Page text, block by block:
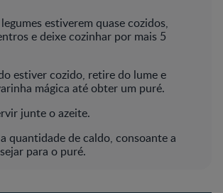
estiverem quase cozidos,
e deixe cozinhar por mais 5
estiver cozido, retire do lume e
mágica até obter um puré.
junte o azeite.
quantidade de caldo, consoante a
para o puré.